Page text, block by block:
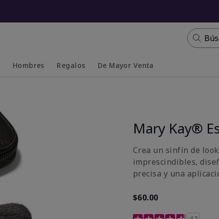
Hombres Regalos De Mayor Venta
Mary Kay®
Crea un sinfín de
imprescindibles,
precisa y una
$60.00